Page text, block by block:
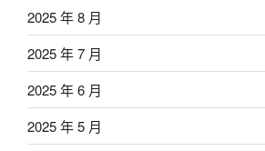
2025 年 8 月
2025 年 7 月
2025 年 6 月
2025 年 5 月